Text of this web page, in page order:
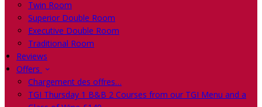
Twin Room
Superior Double Room
Executive Double Room
Traditional Room
Reviews
Offers
Chargement des offres…
TGI Thursday 1 B&B 2 Courses from our TGI Menu and a